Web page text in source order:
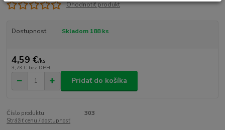
Ohodnotiť produkt
Dostupnosť Skladom 188 ks
4,59 €/ks
3,73 € bez DPH
Pridať do košíka
Číslo produktu:
303
Strážiť cenu / dostupnosť